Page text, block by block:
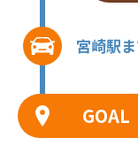
宮崎駅
GOAL